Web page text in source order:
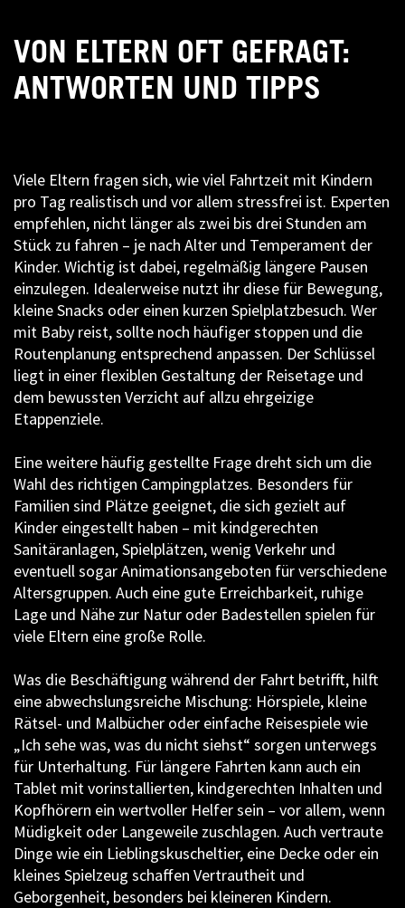
VON ELTERN OFT GEFRAGT:
ANTWORTEN UND TIPPS
Viele Eltern fragen sich, wie viel Fahrtzeit mit Kindern
pro Tag realistisch und vor allem stressfrei ist. Experten
empfehlen, nicht länger als zwei bis drei Stunden am
Stück zu fahren – je nach Alter und Temperament der
Kinder. Wichtig ist dabei, regelmäßig längere Pausen
einzulegen. Idealerweise nutzt ihr diese für Bewegung,
kleine Snacks oder einen kurzen Spielplatzbesuch. Wer
mit Baby reist, sollte noch häufiger stoppen und die
Routenplanung entsprechend anpassen. Der Schlüssel
liegt in einer flexiblen Gestaltung der Reisetage und
dem bewussten Verzicht auf allzu ehrgeizige
Etappenziele.
Eine weitere häufig gestellte Frage dreht sich um die
Wahl des richtigen Campingplatzes. Besonders für
Familien sind Plätze geeignet, die sich gezielt auf
Kinder eingestellt haben – mit kindgerechten
Sanitäranlagen, Spielplätzen, wenig Verkehr und
eventuell sogar Animationsangeboten für verschiedene
Altersgruppen. Auch eine gute Erreichbarkeit, ruhige
Lage und Nähe zur Natur oder Badestellen spielen für
viele Eltern eine große Rolle.
Was die Beschäftigung während der Fahrt betrifft, hilft
eine abwechslungsreiche Mischung: Hörspiele, kleine
Rätsel- und Malbücher oder einfache Reisespiele wie
„Ich sehe was, was du nicht siehst“ sorgen unterwegs
für Unterhaltung. Für längere Fahrten kann auch ein
Tablet mit vorinstallierten, kindgerechten Inhalten und
Kopfhörern ein wertvoller Helfer sein – vor allem, wenn
Müdigkeit oder Langeweile zuschlagen. Auch vertraute
Dinge wie ein Lieblingskuscheltier, eine Decke oder ein
kleines Spielzeug schaffen Vertrautheit und
Geborgenheit, besonders bei kleineren Kindern.